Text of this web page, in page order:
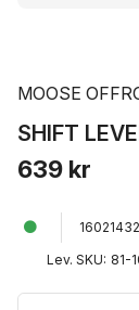
MOOSE
SHIFT
639 kr
16021432
Lev. SKU: 81-